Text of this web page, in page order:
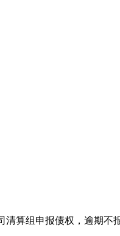
算组申报债权，逾期不